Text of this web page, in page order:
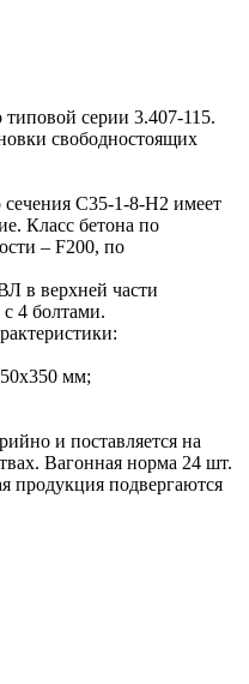
серии 3.407-115.
свободностоящих
сечения С35-1-8-Н2 имеет
Класс бетона по
– F200, по
в верхней части
4 болтами.
мм;
и поставляется на
Вагонная норма 24 шт.
продукция подвергаются